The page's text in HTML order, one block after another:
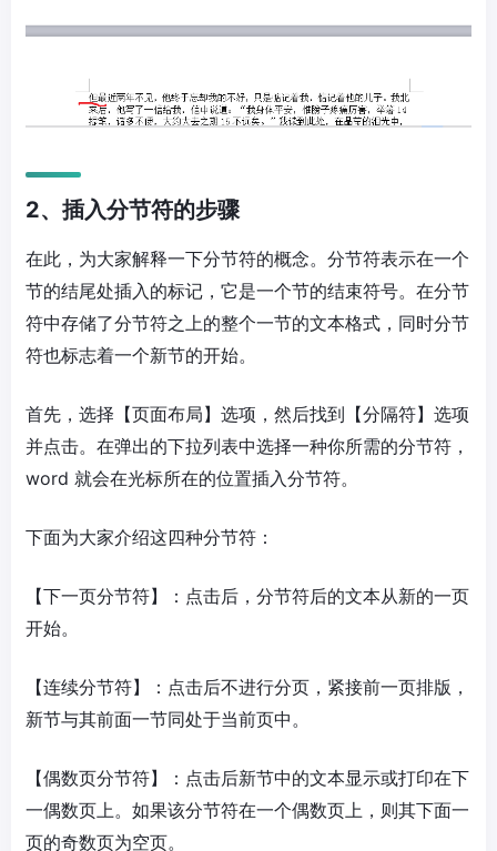
2、插入分节符的步骤
在此，为大家解释一下分节符的概念。分节符表示在一个
节的结尾处插入的标记，它是一个节的结束符号。在分节
符中存储了分节符之上的整个一节的文本格式，同时分节
符也标志着一个新节的开始。
首先，选择【页面布局】选项，然后找到【分隔符】选项
并点击。在弹出的下拉列表中选择一种你所需的分节符，
word 就会在光标所在的位置插入分节符。
下面为大家介绍这四种分节符：
【下一页分节符】：点击后，分节符后的文本从新的一页
开始。
【连续分节符】：点击后不进行分页，紧接前一页排版，
新节与其前面一节同处于当前页中。
【偶数页分节符】：点击后新节中的文本显示或打印在下
一偶数页上。如果该分节符在一个偶数页上，则其下面一
页的奇数页为空页。